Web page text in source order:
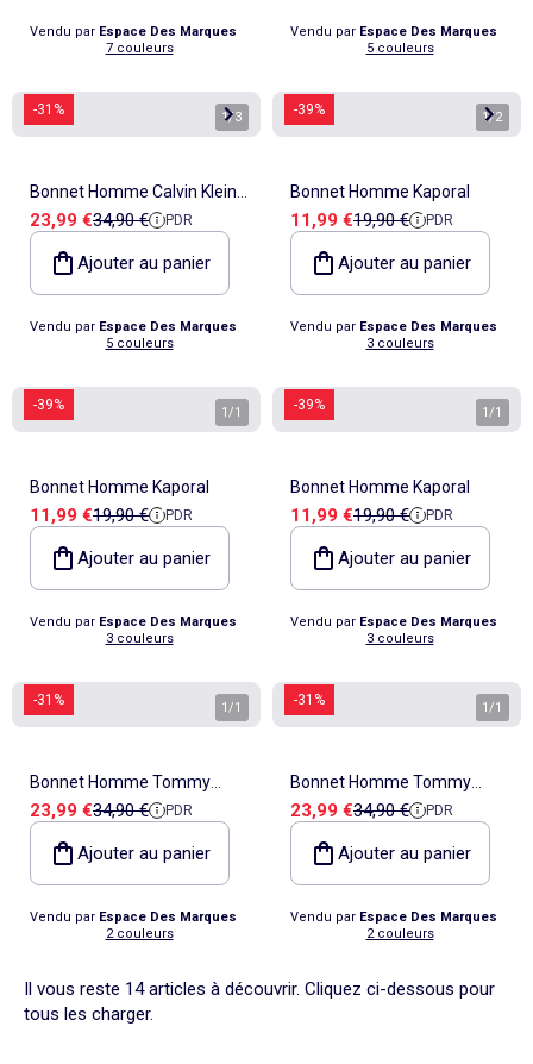
Vendu par Espace Des Marques
7 couleurs
Vendu par Espace Des Marques
5 couleurs
-31% 1/3
Bonnet Homme Calvin Klein
Jeans Beanie
Prix de vente
23,99 €Prix de référence
34,90 € PDR
Ajouter au panier
Vendu par Espace Des Marques
5 couleurs
-39% 1/2
Bonnet Homme Kaporal
Prix de vente
11,99 €Prix de référence
19,90 € PDR
Ajouter au panier
Vendu par Espace Des Marques
3 couleurs
-39% 1 /1
Bonnet Homme Kaporal
Prix de vente
11,99 €Prix de référence
19,90 € PDR
Ajouter au panier
Vendu par Espace Des Marques
3 couleurs
-39% 1 /1
Bonnet Homme Kaporal
Prix de vente
11,99 €Prix de référence
19,90 € PDR
Ajouter au panier
Vendu par Espace Des Marques
3 couleurs
-31% 1 /1
Bonnet Homme Tommy
Hilfiger
Prix de vente
23,99 €Prix de référence
34,90 € PDR
Ajouter au panier
Vendu par Espace Des Marques
2 couleurs
-31% 1 /1
Bonnet Homme Tommy
Hilfiger
Prix de vente
23,99 €Prix de référence
34,90 € PDR
Ajouter au panier
Vendu par Espace Des Marques
2 couleurs
Il vous reste 14 articles à découvrir. Cliquez ci-dessous pour
tous les charger.